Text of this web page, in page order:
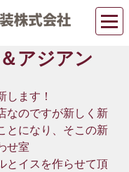
アジアン
します！
なのですが新しく新
とになり、そこの新
せ室
とイスを作らせて頂